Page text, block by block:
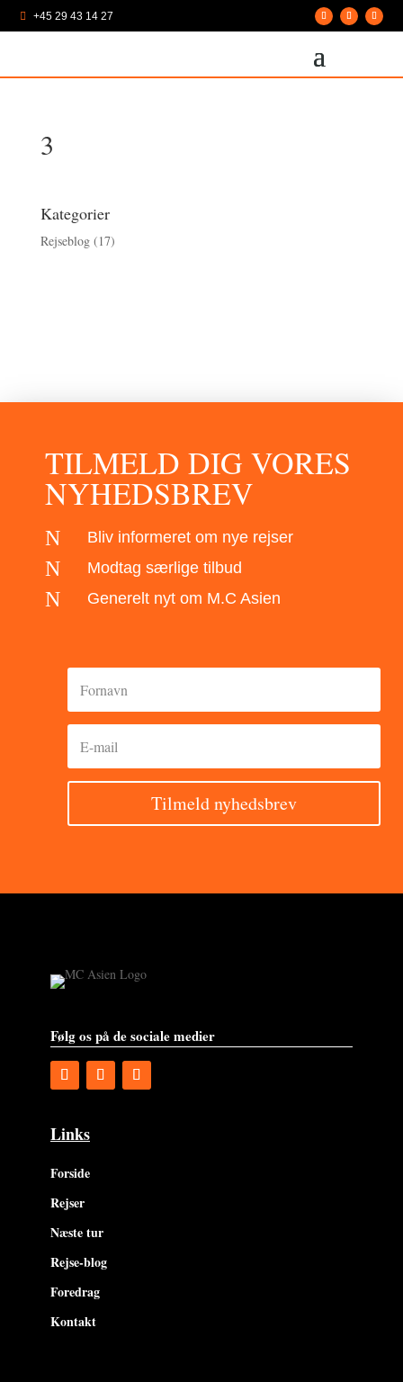
+45 29 43 14 27
3
Kategorier
Rejseblog(17)
TILMELD DIG VORES
NYHEDSBREV
N Bliv informeret om nye rejser
N Modtag særlige tilbud
N Generelt nyt om M.C Asien
Tilmeld nyhedsbrev
Følg os på de sociale medier
Links
Forside
Rejser
Næste tur
Rejse-blog
Foredrag
Kontakt